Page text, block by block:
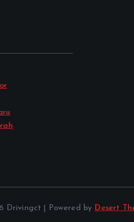
Drivingct | Powered by Desert